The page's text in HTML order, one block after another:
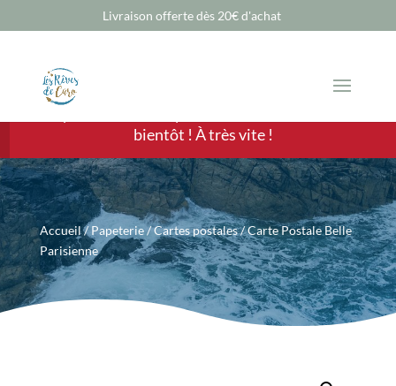
Livraison offerte dès 20€ d'achat
Chère Cliente, cher Client, les ventes sont
bientôt ! À très vite !
Accueil/Papeterie/Cartes postales/ Carte Postale Belle
Parisienne